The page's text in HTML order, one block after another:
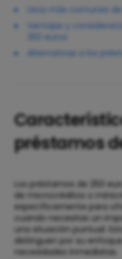
Usos más comunes
Ventajas y
250 euros
Alternativas a los
préstamos
Los préstamos de 250
de microcréditos o
específicamente para
cuando necesitas un
una situación puntual.
distinguen por su
necesidades inmediatas.